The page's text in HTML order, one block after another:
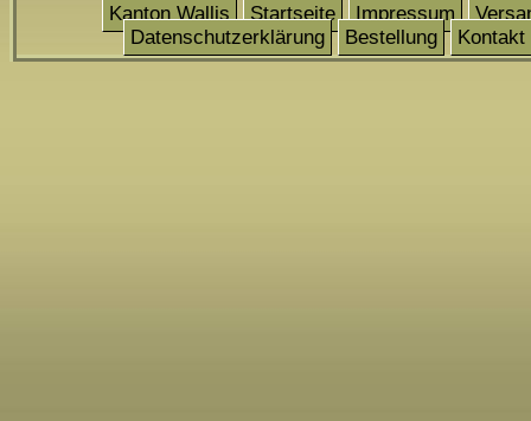
Kanton Wallis Startseite Impressum
Datenschutzerklärung
Bestellung Kontakt